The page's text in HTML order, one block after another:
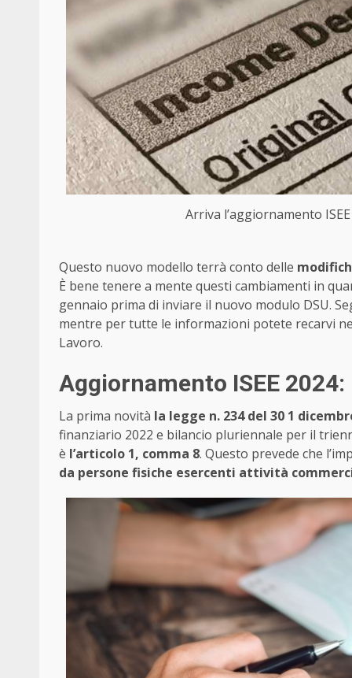
Arriva l’aggiornamento
Questo nuovo modello terrà conto delle
È bene tenere a mente questi cambiamenti in
gennaio prima di inviare il nuovo modulo DSU.
mentre per tutte le informazioni potete recarvi
Lavoro.
Aggiornamento ISEE
La prima novità la legge n. 234 del 30 1
finanziario 2022 e bilancio pluriennale per il
è l’articolo 1, comma 8. Questo prevede che
da persone fisiche esercenti attività